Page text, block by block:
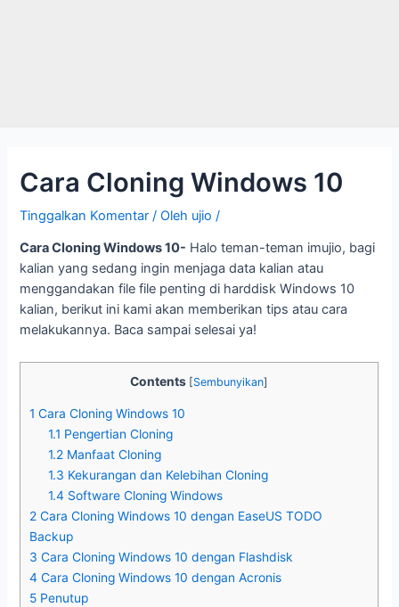
Cara Cloning Windows 10
Tinggalkan Komentar / Oleh ujio/
Cara Cloning Windows 10- Halo teman-teman imujio, bagi
kalian yang sedang ingin menjaga data kalian atau
menggandakan file file penting di harddisk Windows 10
kalian, berikut ini kami akan memberikan tips atau cara
melakukannya. Baca sampai selesai ya!
Contents [Sembunyikan]
1 Cara Cloning Windows 10
1.1 Pengertian Cloning
1.2 Manfaat Cloning
1.3 Kekurangan dan Kelebihan Cloning
1.4 Software Cloning Windows
2 Cara Cloning Windows 10 dengan EaseUS TODO
Backup
3 Cara Cloning Windows 10 dengan Flashdisk
4 Cara Cloning Windows 10 dengan Acronis
5 Penutup